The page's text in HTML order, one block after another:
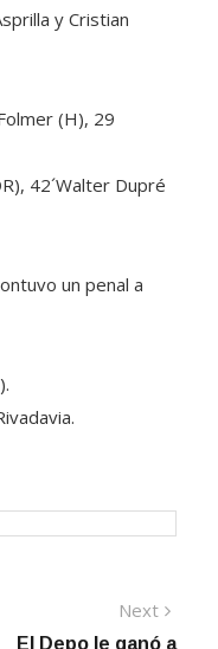
y Cristian
(H), 29
42´Walter Dupré
un penal a
Next
post:
El Depo le ganó a